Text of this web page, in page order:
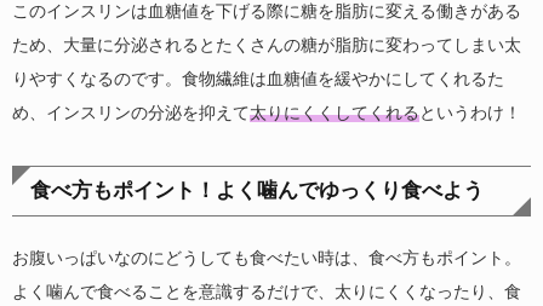
このインスリンは血糖値を下げる際に糖を脂肪に変える働きがある
ため、大量に分泌されるとたくさんの糖が脂肪に変わってしまい太
りやすくなるのです。食物繊維は血糖値を緩やかにしてくれるた
め、インスリンの分泌を抑えて太りにくくしてくれるというわけ！
食べ方もポイント！よく噛んでゆっくり食べよう
お腹いっぱいなのにどうしても食べたい時は、食べ方もポイント。
よく噛んで食べることを意識するだけで、太りにくくなったり、食